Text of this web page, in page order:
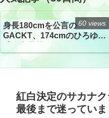
身長180cmを公言の
GACKT、174cmのひろゆき
トざわつき イベントでの写
真が話題
60 views
紅白決定のサカナ
最後まで迷ってい